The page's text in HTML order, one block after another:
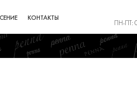
КОНТАКТЫ
ПН-ПТ: